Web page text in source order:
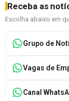
Receba as
Escolha abaixo em
Grupo de
Vagas de
Canal